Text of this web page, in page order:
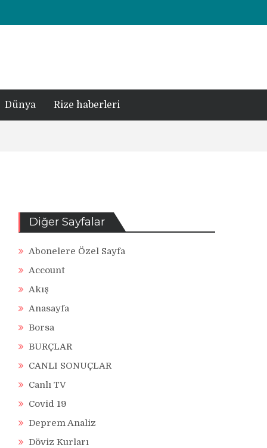
Dünya Rize haberleri
Diğer Sayfalar
Abonelere Özel Sayfa
Account
Akış
Anasayfa
Borsa
BURÇLAR
CANLI SONUÇLAR
Canlı TV
Covid 19
Deprem Analiz
Döviz Kurları